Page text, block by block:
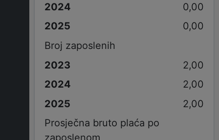
0,00
0,00
Broj zaposlenih
2,00
2,00
2,00
Prosječna bruto plaća po